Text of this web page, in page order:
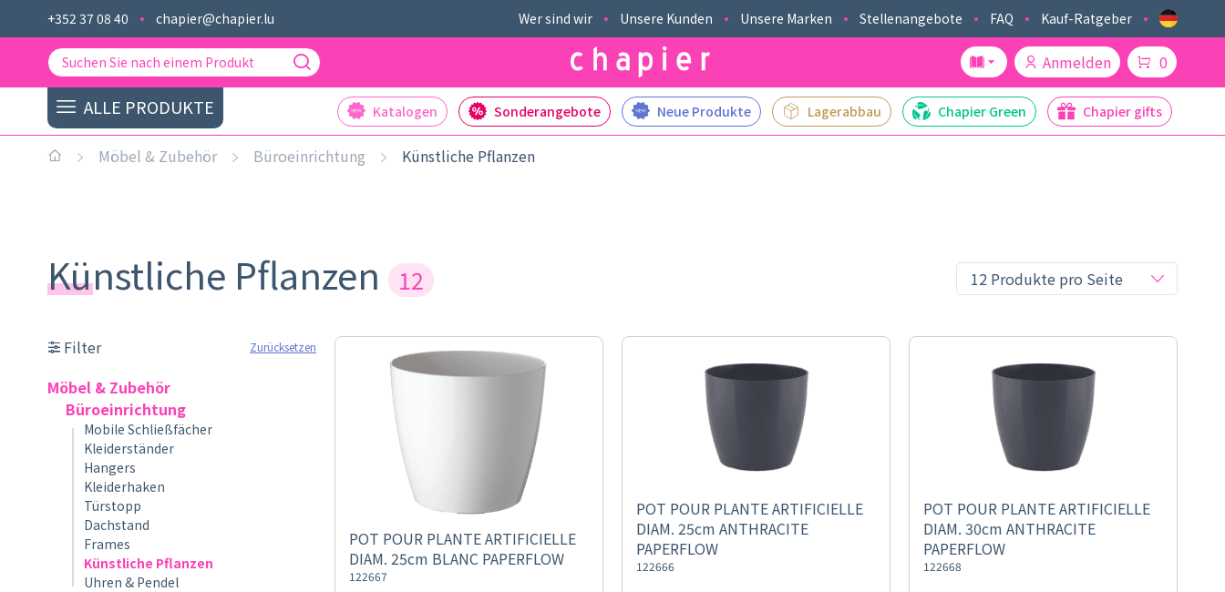
+352 37 08 40 chapier@chapier.lu Wer sind wir Unsere Kunden Unsere Marken Stellenangebote FAQ Kauf-Ratgeber
Anmelden 0
ALLE PRODUKTE Katalogen Sonderangebote Neue Produkte Lagerabbau Chapier Green Chapier gifts
Möbel & Zubehör Büroeinrichtung Künstliche Pflanzen
Künstliche Pflanzen 12
Filter Zurücksetzen
Möbel & Zubehör
Büroeinrichtung
Mobile Schließfächer
Kleiderständer
Hangers
Kleiderhaken
Türstopp
Dachstand
Frames
Künstliche Pflanzen
Uhren & Pendel
POT POUR PLANTE ARTIFICIELLE
DIAM. 25cm BLANC PAPERFLOW
122667
POT POUR PLANTE ARTIFICIELLE
DIAM. 25cm ANTHRACITE
PAPERFLOW
122666
POT POUR PLANTE ARTIFICIELLE
DIAM. 30cm ANTHRACITE
PAPERFLOW
122668